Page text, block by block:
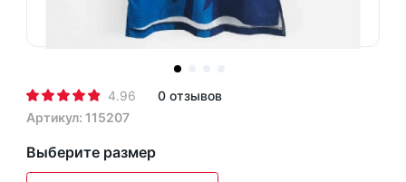
4.96
0 отзывов
Артикул: 115207
Выберите размер